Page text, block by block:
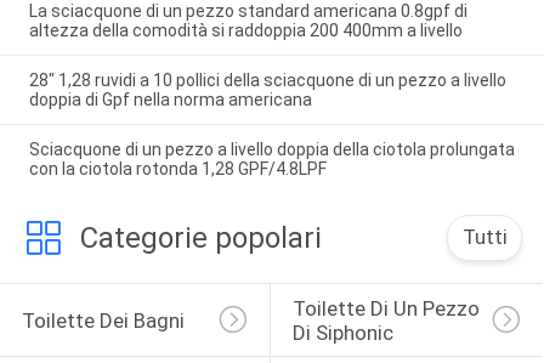
La sciacquone di un pezzo standard americana 0.8gpf di
altezza della comodità si raddoppia 200 400mm a livello
28" 1,28 ruvidi a 10 pollici della sciacquone di un pezzo a livello
doppia di Gpf nella norma americana
Sciacquone di un pezzo a livello doppia della ciotola prolungata
con la ciotola rotonda 1,28 GPF/4.8LPF
Categorie popolari Tutti
Toilette Dei Bagni
Toilette Di Un Pezzo
Di Siphonic